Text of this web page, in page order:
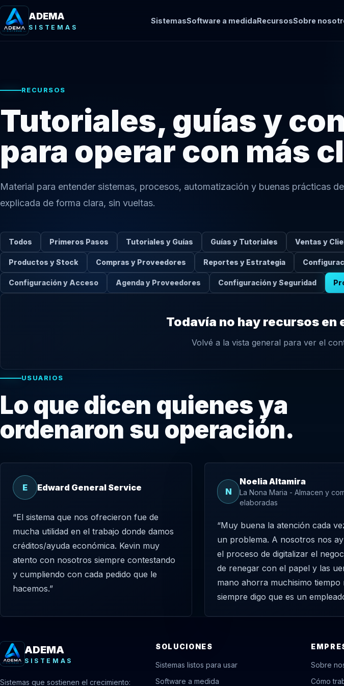
ADEMA
SISTEMAS
SistemasSoftware a medidaRecursosSobre
RECURSOS
Tutoriales, guías y
para operar con más
Material para entender sistemas, procesos, automatización y buenas prácticas
explicada de forma clara, sin vueltas.
Todos Primeros Pasos Tutoriales y Guías Guías y Tutoriales Ventas y
Productos y Stock Compras y Proveedores Reportes y Estrategia
Configuración y Acceso Agenda y Proveedores Configuración y Seguridad
Todavía no hay recursos en
Volvé a la vista general para ver el
USUARIOS
Lo que dicen quienes ya
ordenaron su operación.
E Edward General Service
“El sistema que nos ofrecieron fue de
mucha utilidad en el trabajo donde damos
créditos/ayuda económica. Kevin muy
atento con nosotros siempre contestando
y cumpliendo con cada pedido que le
hacemos.”
N
Noelia Altamira
La Nona Maria - Almacen y
elaboradas
“Muy buena la atención cada
un problema. A nosotros nos
el proceso de digitalizar el
de renegar con el papel y las
mano ahorra muchisimo tiempo
siempre digo que es un
ADEMA
SISTEMAS
Sistemas que sostienen el crecimiento:
SOLUCIONES
Sistemas listos para usar
Software a medida
Sobre
Cómo